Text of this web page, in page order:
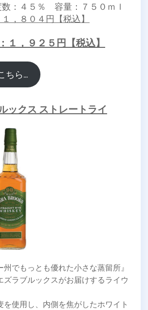
：４５％ 容量：７５０ｍｌ
，８０４円【税込】
１，９２５円【税込】
ちら…
ックス ストレートライ
州でもっとも優れた小さな蒸留所』
ズラブルックスがお届けするライウ
を使用し、内側を焦がしたホワイト